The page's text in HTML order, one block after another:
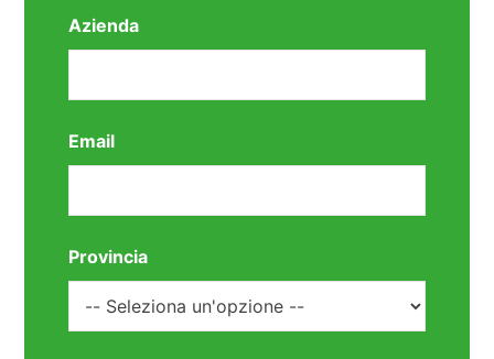
Azienda
Email
Provincia